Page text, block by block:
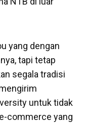
yang dengan
tapi tetap
segala tradisi
untuk tidak
commerce yang